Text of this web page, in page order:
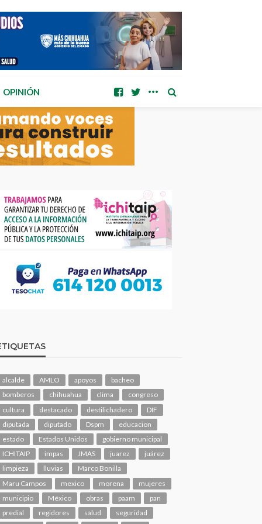
OPINIÓN
alcalde AMLO apoyos
bacheo
bomberos
chihuahua clima
congreso
cultura
destacado destilichadero
DIF
diputada
diputado Dspm
educacion
estado
Estados Unidos
gobierno municipal
ICHITAIP
impas JMAS juarez
juárez
limpieza
lluvias
Marco Bonilla
Maru Campos
mexico morena
mujeres
municipio
México obras paam
pan
predial
regidores salud
seguridad